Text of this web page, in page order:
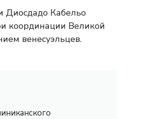
Диосдадо Кабельо
координации Великой
венесуэльцев.